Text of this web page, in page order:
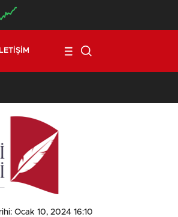
İLETIŞIM
Ocak 10, 2024 16:10